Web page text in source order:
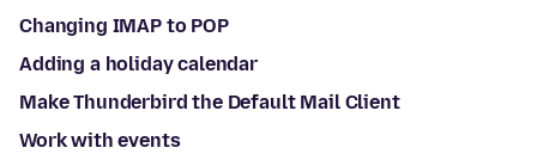
Changing IMAP to POP
Adding a holiday calendar
Make Thunderbird the Default Mail Client
Work with events